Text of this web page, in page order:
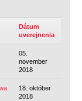
Dátum
uverejnenia
05.
november
2018
18. október
2018